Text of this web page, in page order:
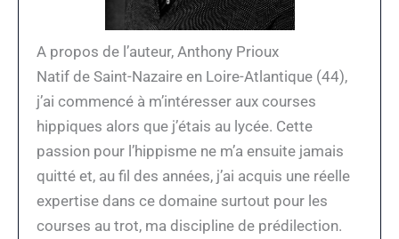
A propos de l’auteur, Anthony Prioux
Natif de Saint-Nazaire en Loire-Atlantique (44),
j’ai commencé à m’intéresser aux courses
hippiques alors que j’étais au lycée. Cette
passion pour l’hippisme ne m’a ensuite jamais
quitté et, au fil des années, j’ai acquis une réelle
expertise dans ce domaine surtout pour les
courses au trot, ma discipline de prédilection.